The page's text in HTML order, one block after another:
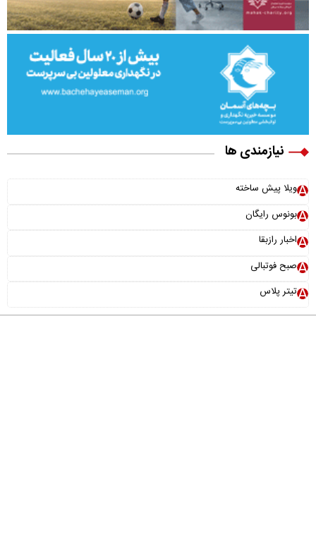
نیازمندی ها
ویلا پیش ساخته
بونوس رایگان
اخبار رازبقا
صبح فوتبالی
تیتر پلاس